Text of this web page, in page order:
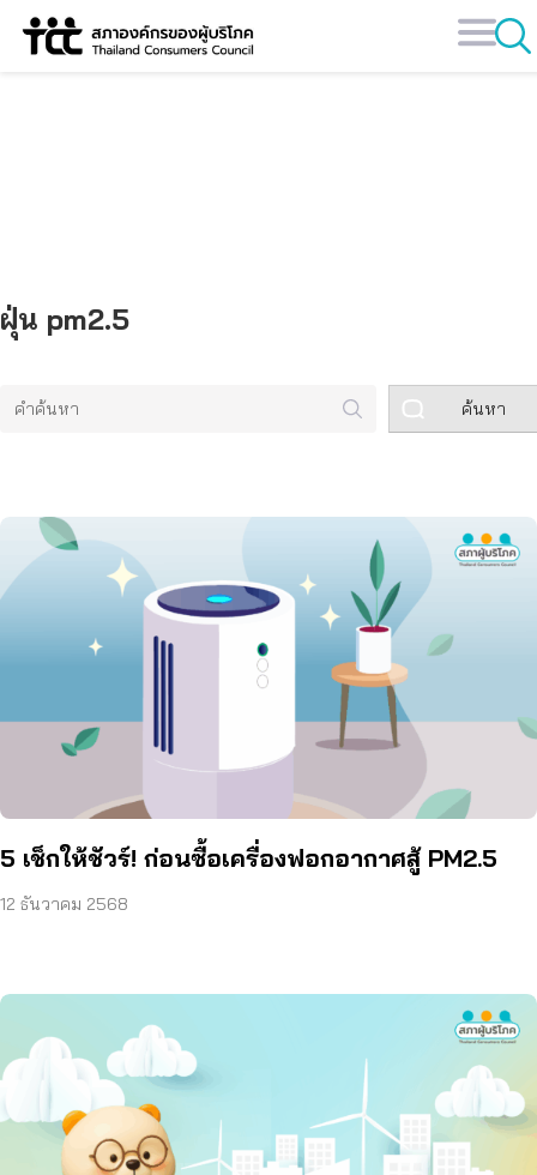
Skip
ฝุ่น pm2.5
ค้นหา
5 เช็กให้ชัวร์! ก่อนซื้อเครื่องฟอกอากาศสู้ PM2.5
12 ธันวาคม 2568